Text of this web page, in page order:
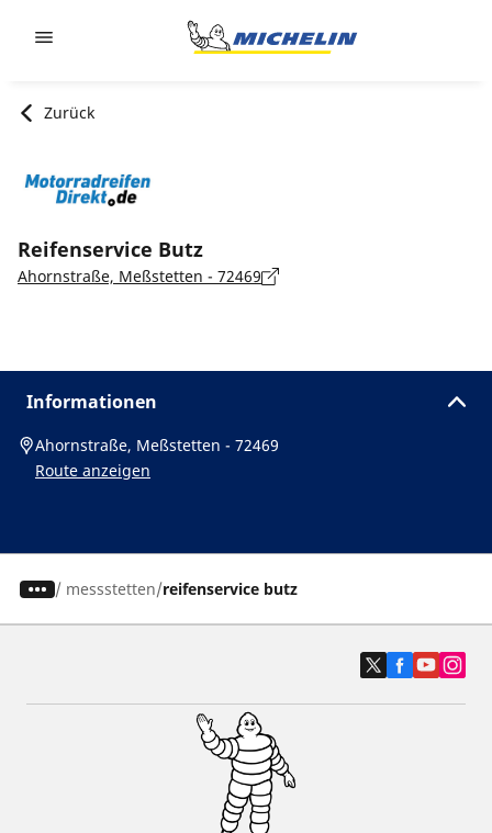
Zurück
Reifenservice Butz
Ahornstraße, Meßstetten - 72469
Informationen
Ahornstraße, Meßstetten - 72469
Route anzeigen
/ messstetten reifenservice butz